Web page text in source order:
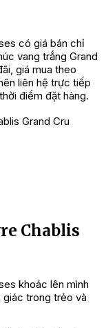
có giá bán chỉ
vang trắng Grand
giá mua theo
liên hệ trực tiếp
điểm đặt hàng.
Grand Cru
Chablis
khoác lên mình
giác trong trẻo và